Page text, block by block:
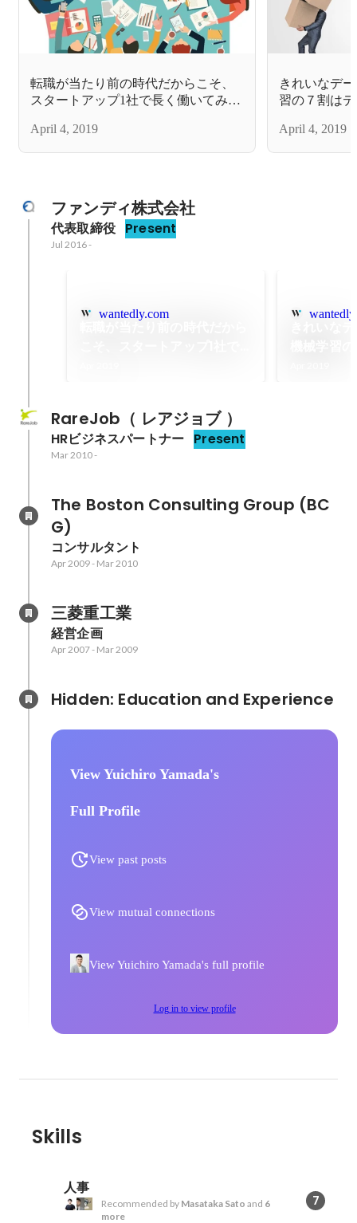
転職が当たり前の時代だからこそ、
スタートアップ1社で長く働いてみる
April 4, 2019
きれいなデ
習の７割は
April 4, 2019
ファンディ株式会社
代表取締役 Present
Jul 2016-
wantedly.com
RareJob（ レアジョブ ）
HRビジネスパートナー Present
Mar 2010-
The Boston Consulting Group (BC
G)
コンサルタント
Apr 2009- Mar 2010
三菱重工業
経営企画
Apr 2007- Mar 2009
View Yuichiro Yamada's
Full Profile
View past posts
View mutual connections
View Yuichiro Yamada's full profile
Log in to view profile
Skills
人事
7
Recommended by Masataka Sato and 6
more